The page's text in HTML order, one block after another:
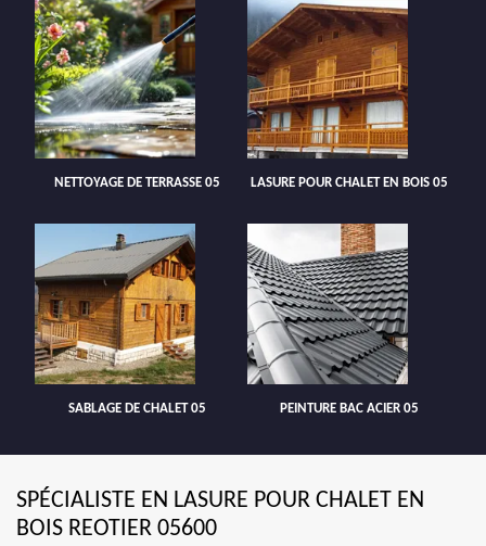
NETTOYAGE DE TERRASSE 05 LASURE POUR CHALET EN BOIS 05
SABLAGE DE CHALET 05 PEINTURE BAC ACIER 05
SPÉCIALISTE EN LASURE POUR CHALET EN
BOIS REOTIER 05600